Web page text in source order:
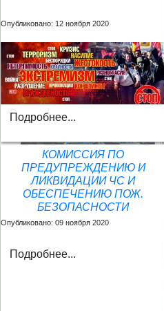
Опубликовано: 12 ноября 2020
Подробнее...
КОМИССИЯ ПО
ПРЕДУПРЕЖДЕНИЮ И
ЛИКВИДАЦИИ ЧС И
ОБЕСПЕЧЕНИЮ ПОЖ.
БЕЗОПАСНОСТИ
Опубликовано: 09 ноября 2020
Подробнее...